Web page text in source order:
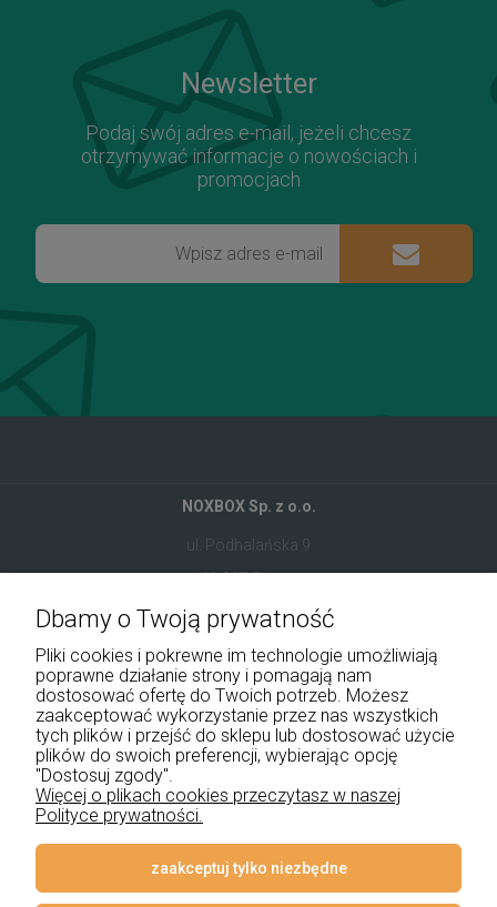
Newsletter
Podaj swój adres e-mail, jeżeli chcesz
otrzymywać informacje o nowościach i
promocjach
NOXBOX Sp. z o.o.
ul. Podhalańska 9
41-907 Bytom
+48 534 555 344
sklep@noxbox.pl
Pomoc
Płatności i dostawa
Informacje
Dbamy o Twoją prywatność
Pliki cookies i pokrewne im technologie umożliwiają
poprawne działanie strony i pomagają nam
dostosować ofertę do Twoich potrzeb. Możesz
zaakceptować wykorzystanie przez nas wszystkich
tych plików i przejść do sklepu lub dostosować użycie
plików do swoich preferencji, wybierając opcję
"Dostosuj zgody".
Więcej o plikach cookies przeczytasz w naszej
Polityce prywatności.
zaakceptuj tylko niezbędne